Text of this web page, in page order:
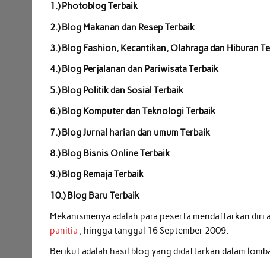
1.) Photoblog Terbaik
2.) Blog Makanan dan Resep Terbaik
3.) Blog Fashion, Kecantikan, Olahraga dan Hiburan
4.) Blog Perjalanan dan Pariwisata Terbaik
5.) Blog Politik dan Sosial Terbaik
6.) Blog Komputer dan Teknologi Terbaik
7.) Blog Jurnal harian dan umum Terbaik
8.) Blog Bisnis Online Terbaik
9.) Blog Remaja Terbaik
10.) Blog Baru Terbaik
Mekanismenya adalah para peserta mendaftarkan
panitia , hingga tanggal 16 September 2009.
Berikut adalah hasil blog yang didaftarkan dalam